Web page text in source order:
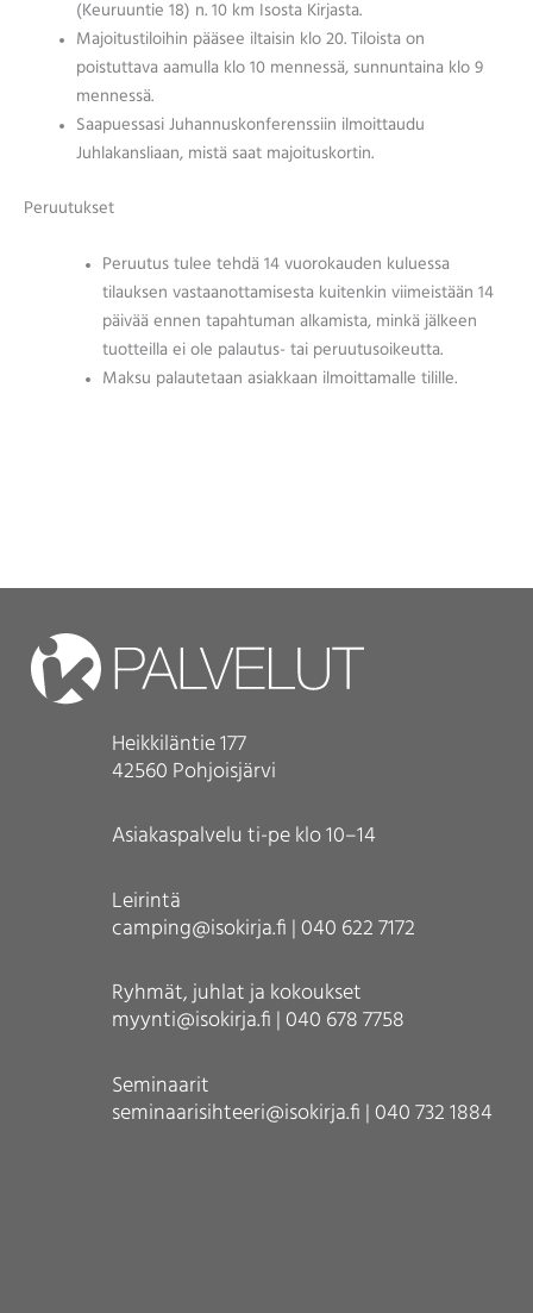
(Keuruuntie 18) n. 10 km Isosta Kirjasta.
Majoitustiloihin pääsee iltaisin klo 20. Tiloista on
poistuttava aamulla klo 10 mennessä, sunnuntaina klo 9
mennessä.
Saapuessasi Juhannuskonferenssiin ilmoittaudu
Juhlakansliaan, mistä saat majoituskortin.
Peruutukset
Peruutus tulee tehdä 14 vuorokauden kuluessa
tilauksen vastaanottamisesta kuitenkin viimeistään 14
päivää ennen tapahtuman alkamista, minkä jälkeen
tuotteilla ei ole palautus- tai peruutusoikeutta.
Maksu palautetaan asiakkaan ilmoittamalle tilille.
Heikkiläntie 177
42560 Pohjoisjärvi
Asiakaspalvelu ti-pe klo 10–14
Leirintä
camping@isokirja.fi | 040 622 7172
Ryhmät, juhlat ja kokoukset
myynti@isokirja.fi | 040 678 7758
Seminaarit
seminaarisihteeri@isokirja.fi | 040 732 1884